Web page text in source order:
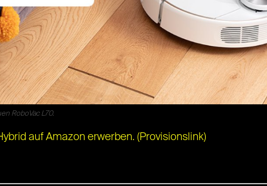
RoboVac L70.
auf Amazon erwerben. (Provisionslink)